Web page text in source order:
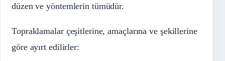
düzen ve yöntemlerin tümüdür.
Topraklamalar çeşitlerine, amaçlarına ve şekillerine
göre ayırt edilirler: